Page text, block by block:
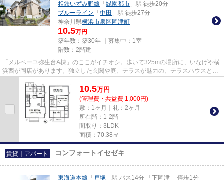
相鉄いずみ野線 「 緑園都市 」駅 徒歩20分
ブルーライン 「 中田 」駅 徒歩27分
神奈川県横浜市泉区 岡津町
10.5万円
築年数：築30年 ｜募集中： 1室
階数：2階建
「メルベーユ弥生台A棟」のここがイチオシ。歩いて325mの場所に、いなげや横
浜西が岡店があります。独立した玄関や庭、テラスが魅力の、テラスハウスとな
10.5万円
(管理費・共益費 1,000円)
敷：1ヶ月｜礼：2ヶ月
所在階：1-2階
間取り：3LDK
面積：70.38㎡
賃貸｜アパート コンフォートイセゼキ
東海道本線 「 戸塚 」駅 バス14分 「下岡津」 停歩1分